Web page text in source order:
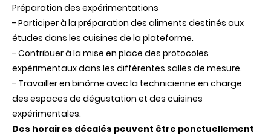
Préparation des expérimentations
- Participer à la préparation des aliments destinés aux
études dans les cuisines de la plateforme.
- Contribuer à la mise en place des protocoles
expérimentaux dans les différentes salles de mesure.
- Travailler en binôme avec la technicienne en charge
des espaces de dégustation et des cuisines
expérimentales.
Des horaires décalés peuvent être ponctuellement